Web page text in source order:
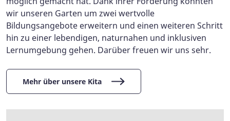
wir unseren Garten um zwei wertvolle
Bildungsangebote erweitern und einen weiteren Schritt
hin zu einer lebendigen, naturnahen und inklusiven
Lernumgebung gehen. Darüber freuen wir uns sehr.
Mehr über unsere Kita